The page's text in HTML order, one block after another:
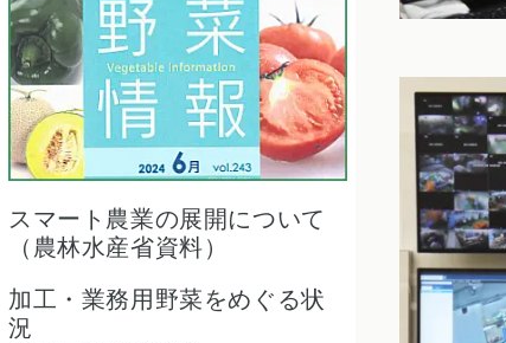
スマート農業の展開について
（農林水産省資料）
加工・業務用野菜をめぐる状
況